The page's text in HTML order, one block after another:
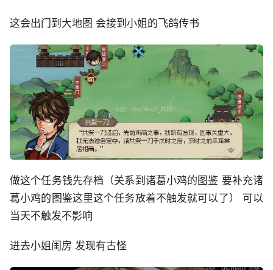
这会出门到大地图 会接到小姐的飞鸽传书
做这个任务钱先存档（关系到诸葛小鸡的图鉴 要补充诸
葛小鸡的图鉴这里这个任务放着不触发就可以了） 可以
当天不触发不影响
进去小姐闺房 发现有古怪